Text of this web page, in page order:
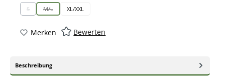
S
(Diese Option ist zurzeit nicht verfügbar.)
M/L
(Diese Option ist zurzeit nicht verfügbar.)
XL/XXL
Merken Bewerten
Beschreibung